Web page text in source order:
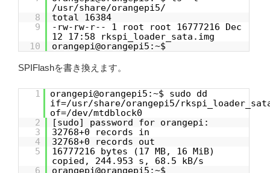
/usr/share/orangepi5/
8
total 16384
9
-rw-rw-r-- 1 root root 16777216 Dec
12 17:58 rkspi_loader_sata.img
10
orangepi@orangepi5:~$
SPIFlashを書き換えます。
1
orangepi@orangepi5:~$ sudo dd
if=/usr/share/orangepi5/
of=/dev/mtdblock0
2
[sudo] password for orangepi:
3
32768+0 records in
4
32768+0 records out
5
16777216 bytes (17 MB, 16 MiB)
copied, 244.953 s, 68.5 kB/s
6
orangepi@orangepi5:~$